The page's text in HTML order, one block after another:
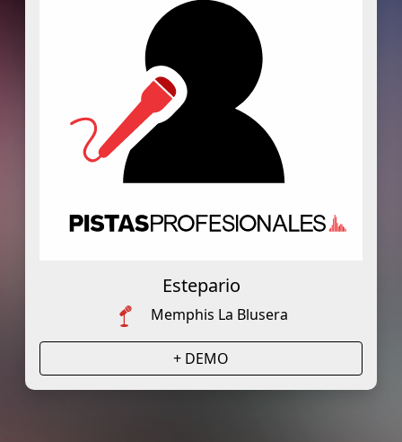
Estepario
Memphis La Blusera
+ DEMO